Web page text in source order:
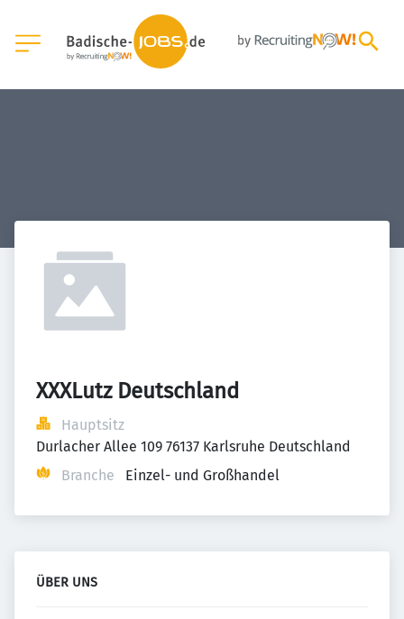
XXXLutz Deutschland
Hauptsitz
Durlacher Allee 109 76137 Karlsruhe Deutschland
Branche
Einzel- und Großhandel
ÜBER UNS